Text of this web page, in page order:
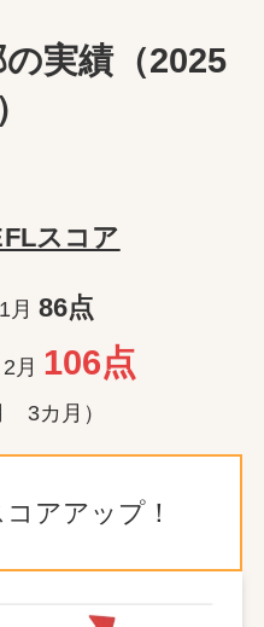
実績（2025
スコア
月 86点
月 106点
3カ月）
アアップ！